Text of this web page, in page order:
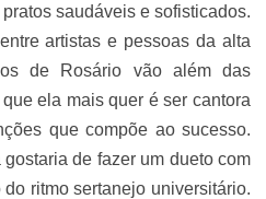
saudáveis e sofisticados.
artistas e pessoas da alta
de Rosário vão além das
ela mais quer é ser cantora
que compõe ao sucesso.
de fazer um dueto com
ritmo sertanejo universitário.